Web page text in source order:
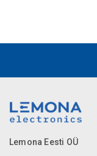
Lemona Eesti OÜ